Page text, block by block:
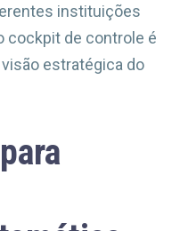
instituições
cockpit de controle é
estratégica do